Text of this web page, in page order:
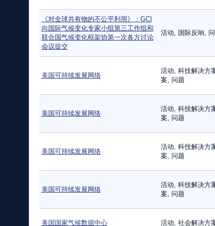
《对全球共有物的不公平利用》：GCI
向国际气候变化专家小组第三工作组和
联合国气候变化框架协第一次各方讨论
会议提交
活动, 国际反响,
美国可持续发展网络
活动, 科技解决方
案, 问题
美国可持续发展网络
活动, 科技解决方
案, 问题
美国可持续发展网络
活动, 科技解决方
案, 问题
美国可持续发展网络
活动, 科技解决方
案, 问题
美国国家气候数据中心 活动, 社会解决方